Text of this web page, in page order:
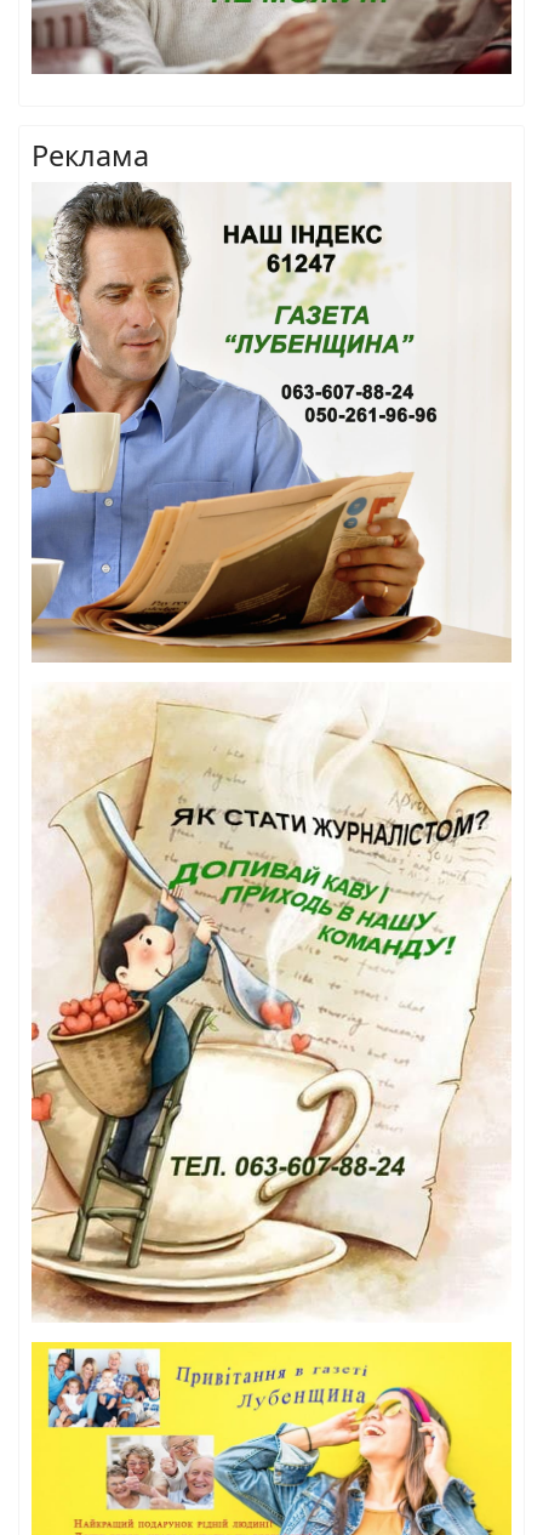
Реклама